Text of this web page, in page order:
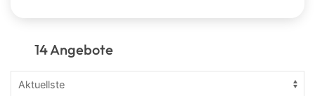
14 Angebote